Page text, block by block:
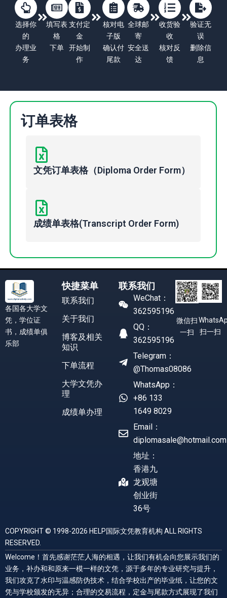
选择你
的
办理业
务
填写表
格
下单
支付定
金
开始制
作
核对电
子版
确认付
尾款
全球邮
寄
安全送
达
收货验
收
核对反
馈
验证无
误
删除信
息
订单表格
文凭订单表格（Diploma Order Form）
成绩单表格(Transcript Order Form)
各国各大学文
凭，学位证
书，成绩单俱
乐部
快捷菜单
联系我们
关于我们
博客及相关
知识
下单流程
大学文凭办
理
成绩单办理
联系我们
WeChat：
362595196
QQ：
362595196
Telegram：
@Thomas08086
WhatsApp：
+86 133
1649 8029
Email：
diplomasale@hotmail.com
地址：
香港九
龙观塘
创业街
36号
微信扫
一扫
扫一扫
COPYRIGHT © 1998-2026 HELP国际文凭教育机构 ALL RIGHTS
RESERVED.
Welcome！首先感谢茫茫人海的相遇，让我们有机会向您展示我们的
业务，补办和和原来一模一样的文凭，源于多年的专业研究与提升，
我们攻克了水印与温感防伪技术，结合学校出产的毕业纸，让您的文
凭与学校颁发的无异；合理的交易流程，定金与尾款方式展现了我们